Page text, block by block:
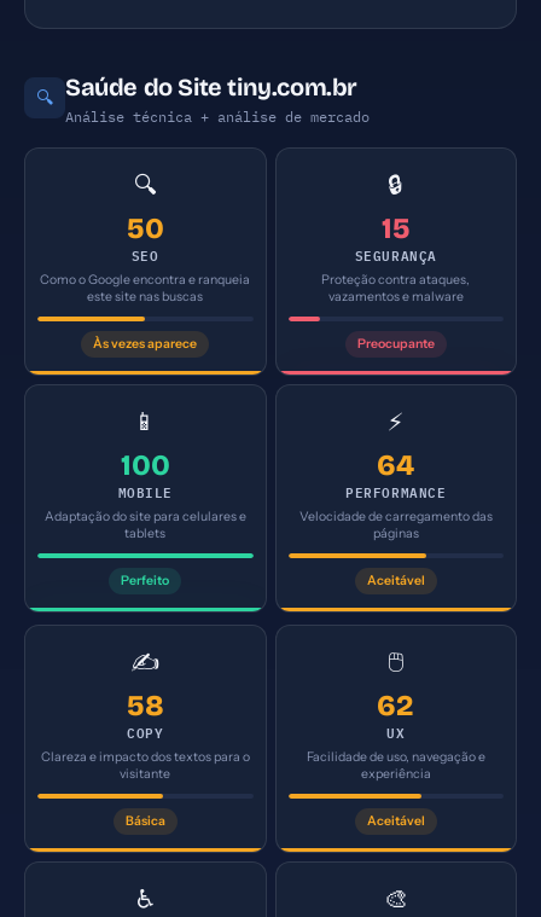
🔍 Saúde do Site tiny.com.br
Análise técnica + análise de mercado
🔍
50
SEO
Como o Google encontra e ranqueia
este site nas buscas
Às vezes aparece
🔒
15
SEGURANÇA
Proteção contra ataques,
vazamentos e malware
Preocupante
📱
100
MOBILE
Adaptação do site para celulares e
tablets
Perfeito
⚡
64
PERFORMANCE
Velocidade de carregamento das
páginas
Aceitável
✍️
58
COPY
Clareza e impacto dos textos para o
visitante
Básica
🖱️
62
UX
Facilidade de uso, navegação e
experiência
Aceitável
♿ 🎨